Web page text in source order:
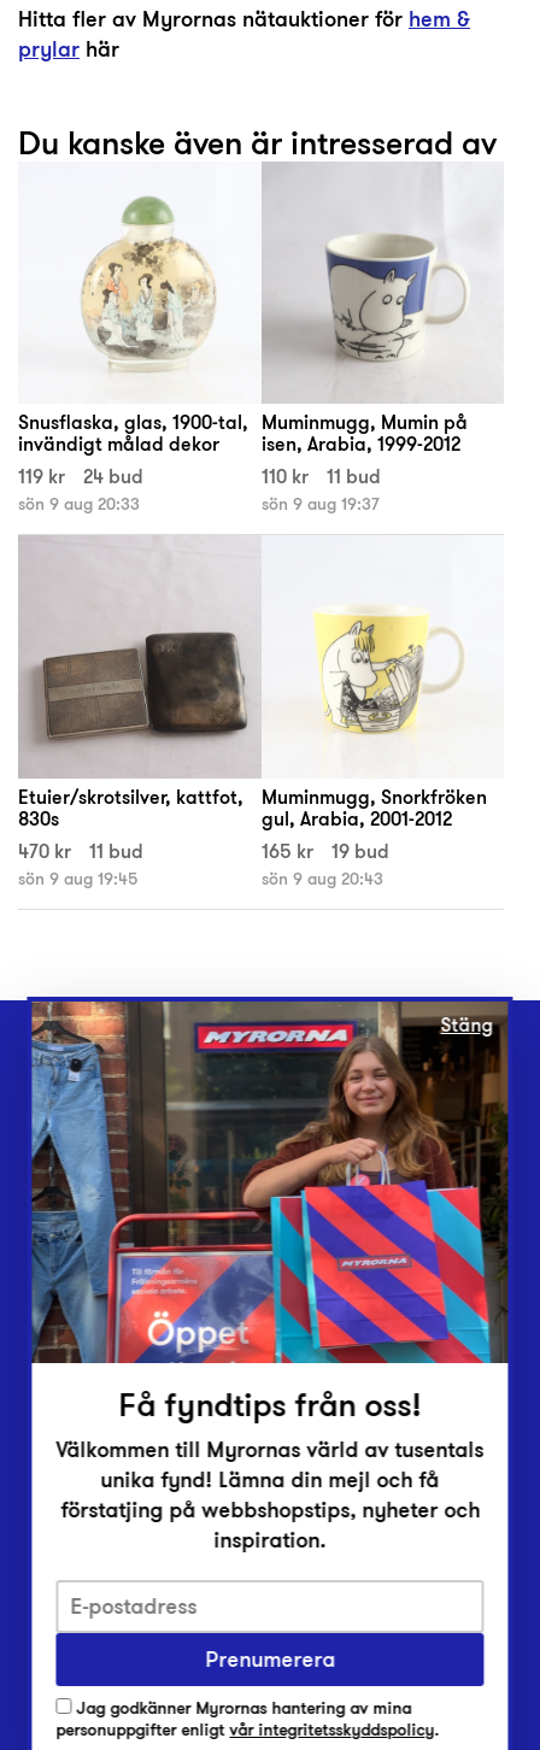
Hitta fler av Myrornas nätauktioner för hem &
prylar här
Du kanske även är intresserad av
Snusflaska, glas, 1900-tal,
invändigt målad dekor
119 kr
24 bud
sön 9 aug 20:33
Muminmugg, Mumin på
isen, Arabia, 1999-2012
110 kr
11 bud
sön 9 aug 19:37
Etuier/skrotsilver, kattfot,
830s
470 kr
11 bud
sön 9 aug 19:45
Muminmugg, Snorkfröken
gul, Arabia, 2001-2012
165 kr
19 bud
sön 9 aug 20:43
Webbshop
Butiker
Lämna in
Vårt överskott
Inlämningsplatser
Om Myrorna
Lediga jobb
Pressrum
Integritetsskyddspolicy
Har du frågor om onlineköp, leverans eller retur?
Har du frågor om vår verksamhet?
Vanliga frågor om Myrorna
Stäng
Få fyndtips från oss!
Välkommen till Myrornas värld av tusentals
unika fynd! Lämna din mejl och få
förstatjing på webbshopstips, nyheter och
inspiration.
Prenumerera
Jag godkänner Myrornas hantering av mina
personuppgifter enligtvår integritetsskyddspolicy.